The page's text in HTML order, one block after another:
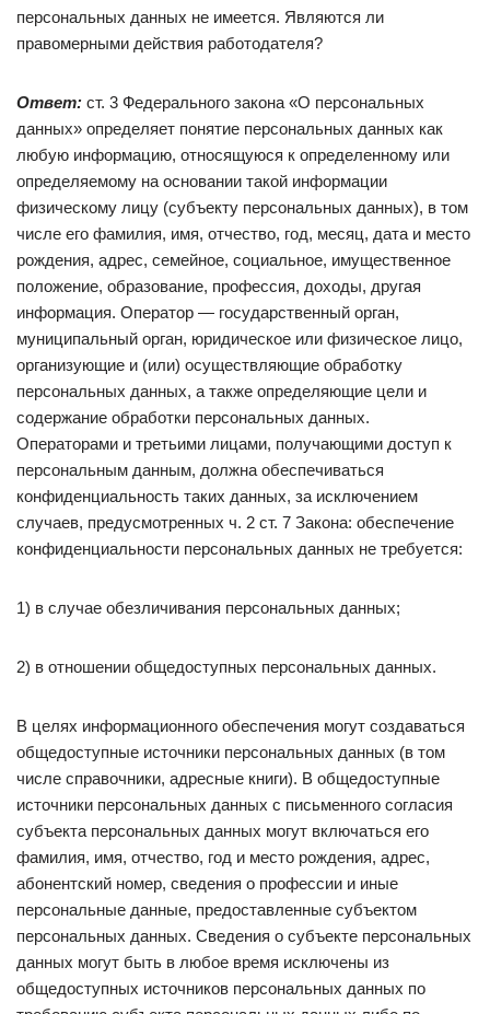
персональных данных не имеется. Являются ли
правомерными действия работодателя?
Ответ: ст. 3 Федерального закона «О персональных
данных» определяет понятие персональных данных как
любую информацию, относящуюся к определенному или
определяемому на основании такой информации
физическому лицу (субъекту персональных данных), в том
числе его фамилия, имя, отчество, год, месяц, дата и место
рождения, адрес, семейное, социальное, имущественное
положение, образование, профессия, доходы, другая
информация. Оператор — государственный орган,
муниципальный орган, юридическое или физическое лицо,
организующие и (или) осуществляющие обработку
персональных данных, а также определяющие цели и
содержание обработки персональных данных.
Операторами и третьими лицами, получающими доступ к
персональным данным, должна обеспечиваться
конфиденциальность таких данных, за исключением
случаев, предусмотренных ч. 2 ст. 7 Закона: обеспечение
конфиденциальности персональных данных не требуется:
1) в случае обезличивания персональных данных;
2) в отношении общедоступных персональных данных.
В целях информационного обеспечения могут создаваться
общедоступные источники персональных данных (в том
числе справочники, адресные книги). В общедоступные
источники персональных данных с письменного согласия
субъекта персональных данных могут включаться его
фамилия, имя, отчество, год и место рождения, адрес,
абонентский номер, сведения о профессии и иные
персональные данные, предоставленные субъектом
персональных данных. Сведения о субъекте персональных
данных могут быть в любое время исключены из
общедоступных источников персональных данных по